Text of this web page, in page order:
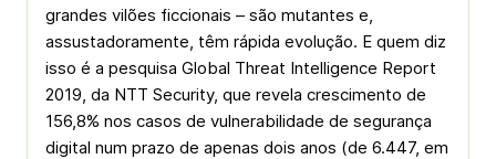
grandes vilões ficcionais – são mutantes e,
assustadoramente, têm rápida evolução. E quem diz
isso é a pesquisa Global Threat Intelligence Report
2019, da NTT Security, que revela crescimento de
156,8% nos casos de vulnerabilidade de segurança
digital num prazo de apenas dois anos (de 6.447, em